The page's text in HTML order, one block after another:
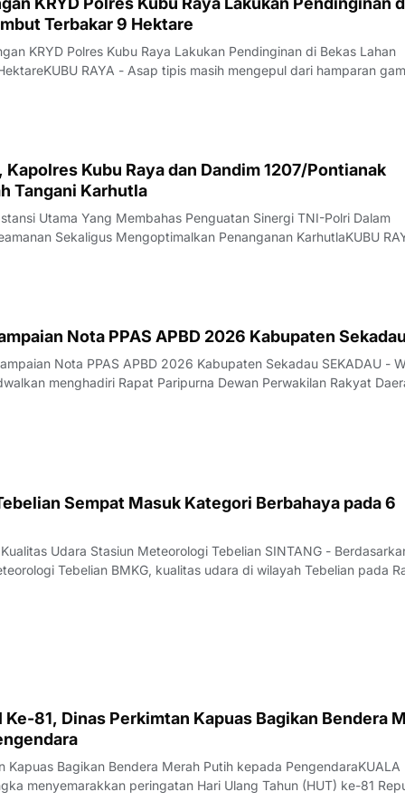
Terbakar 9 Hektare
KRYD Polres Kubu Raya Lakukan Pendinginan di Bekas Lahan
RAYA - Asap tipis masih mengepul dari hamparan
Rasau Jaya, Desa Kuala Dua, Kecamatan Sungai Raya, Kamis
Kubu Raya dan Dandim 1207/Pontianak
Tangani Karhutla
Utama Yang Membahas Penguatan Sinergi TNI-Polri Dalam
Sekaligus Mengoptimalkan Penanganan KarhutlaKUBU
lahan (karhutla) masih menjadi pekerjaan besar di Kabupaten Kubu
Nota PPAS APBD 2026 Kabupaten Sekadau
Nota PPAS APBD 2026 Kabupaten Sekadau SEKADAU -
menghadiri Rapat Paripurna Dewan Perwakilan Rakyat
dengan agenda penyampaian Nota Kebijakan Umum
Sempat Masuk Kategori Berbahaya pada 6
Udara Stasiun Meteorologi Tebelian SINTANG -
Tebelian BMKG, kualitas udara di wilayah Tebelian pada
berada pada kategori BAIK hingga BERBAHAYA.Data pantauan
Ke-81, Dinas Perkimtan Kapuas Bagikan Bendera
Kapuas Bagikan Bendera Merah Putih kepada PengendaraKUALA
menyemarakkan peringatan Hari Ulang Tahun (HUT) ke-81
Kawasan Permukiman, dan Pertanahan (Disperkimtan)